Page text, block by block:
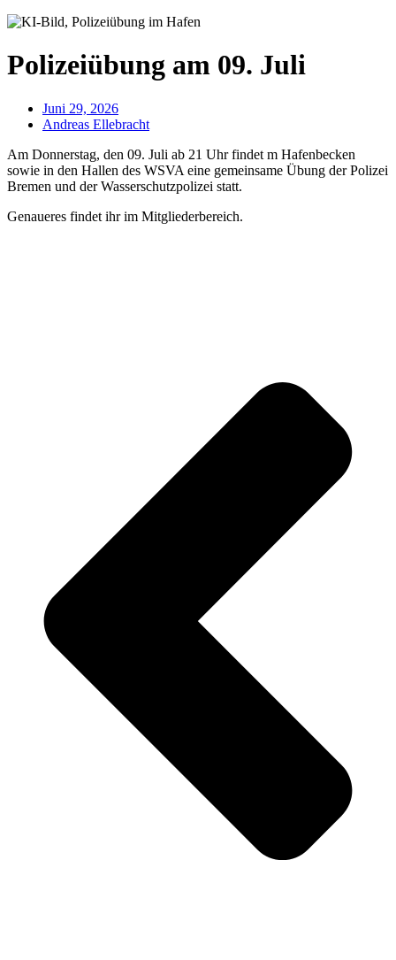
Polizeiübung am 09. Juli
Juni 29, 2026
Andreas Ellebracht
Am Donnerstag, den 09. Juli ab 21 Uhr findet m Hafenbecken
sowie in den Hallen des WSVA eine gemeinsame Übung der Polizei
Bremen und der Wasserschutzpolizei statt.
Genaueres findet ihr im Mitgliederbereich.